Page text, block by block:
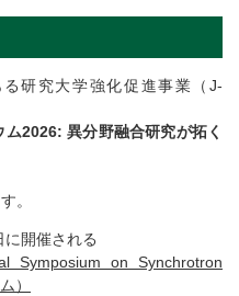
研究大学強化促進事業（J-
2026: 異分野融合研究が拓く
。
開催される
Symposium on Synchrotron
）